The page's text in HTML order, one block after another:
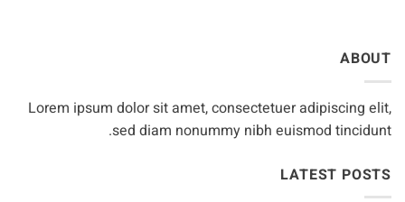
ABOUT
Lorem ipsum dolor sit amet, consectetuer adipiscing elit,
sed diam nonummy nibh euismod tincidunt.
LATEST POSTS